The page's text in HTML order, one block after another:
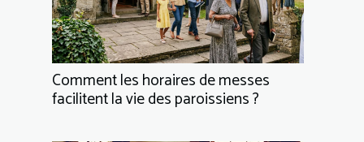
Comment les horaires de messes
facilitent la vie des paroissiens ?